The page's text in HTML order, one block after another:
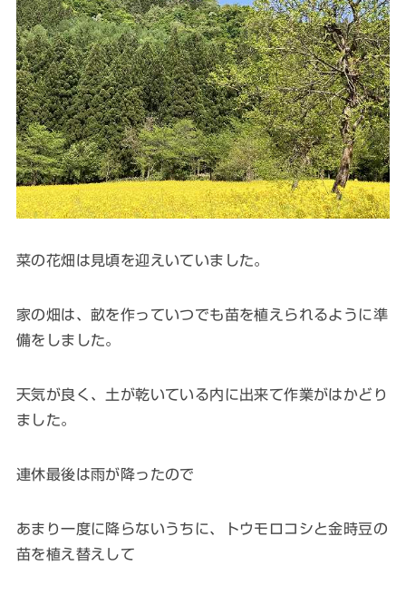
菜の花畑は見頃を迎えいていました。
家の畑は、畝を作っていつでも苗を植えられるように準
備をしました。
天気が良く、土が乾いている内に出来て作業がはかどり
ました。
連休最後は雨が降ったので
あまり一度に降らないうちに、トウモロコシと金時豆の
苗を植え替えして